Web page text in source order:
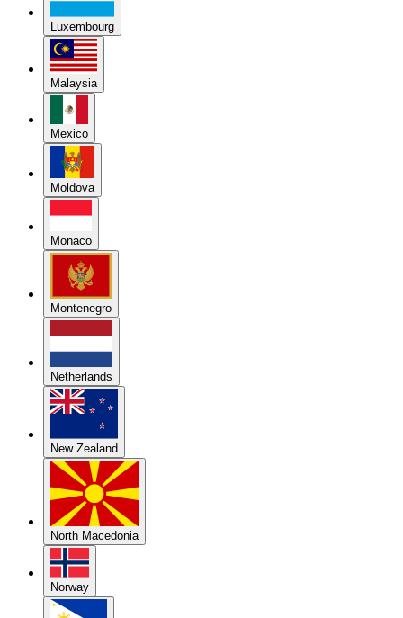
Luxembourg
Malaysia
Mexico
Moldova
Monaco
Montenegro
Netherlands
New Zealand
North Macedonia
Norway